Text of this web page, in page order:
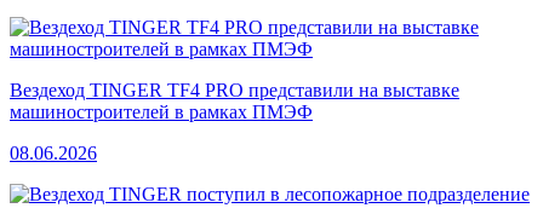
Вездеход TINGER TF4 PRO представили на выставке
машиностроителей в рамках ПМЭФ
08.06.2026